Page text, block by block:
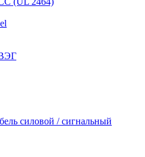
силовой / сигнальный